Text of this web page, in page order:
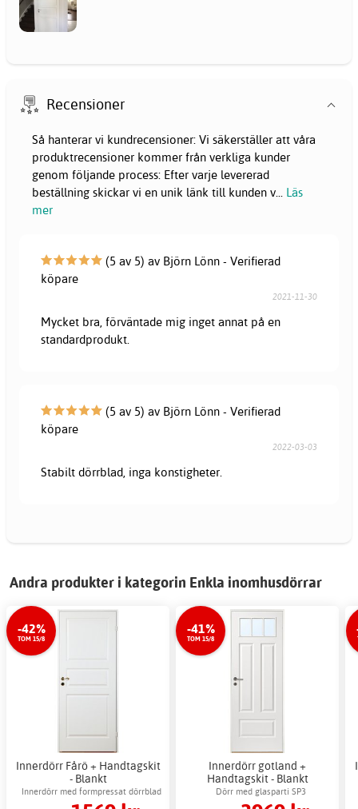
Recensioner
Så hanterar vi kundrecensioner: Vi säkerställer att våra
produktrecensioner kommer från verkliga kunder
genom följande process: Efter varje levererad
beställning skickar vi en unik länk till kunden v... Läs
mer
(5 av 5) av Björn Lönn - Verifierad
köpare
2021-11-30
Mycket bra, förväntade mig inget annat på en
standardprodukt.
(5 av 5) av Björn Lönn - Verifierad
köpare
2022-03-03
Stabilt dörrblad, inga konstigheter.
Andra produkter i kategorin Enkla inomhusdörrar
-42%
TOM 15/8
Innerdörr Fårö + Handtagskit
- Blankt
Innerdörr med formpressat dörrblad
-41%
TOM 15/8
Innerdörr gotland +
Handtagskit - Blankt
Dörr med glasparti SP3